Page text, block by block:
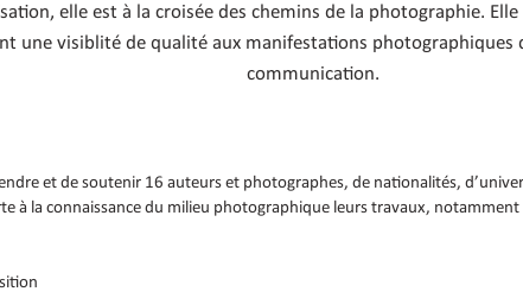
elle est à la croisée des chemins de la photographie.
une visiblité de qualité aux manifestations photographiques
communication.
et de soutenir 16 auteurs et photographes, de nationalités,
à la connaissance du milieu photographique leurs travaux, notamment